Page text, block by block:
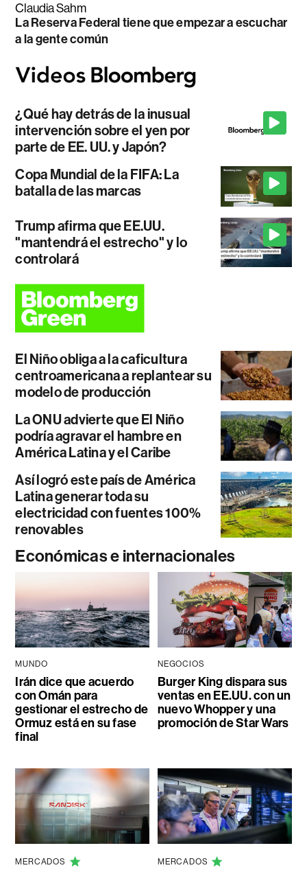
Claudia Sahm
La Reserva Federal tiene que empezar a escuchar
a la gente común
¿Qué hay detrás de la inusual
intervención sobre el yen por
parte de EE. UU. y Japón?
Copa Mundial de la FIFA: La
batalla de las marcas
Trump afirma que EE.UU.
"mantendrá el estrecho" y lo
controlará
El Niño obliga a la caficultura
centroamericana a replantear su
modelo de producción
La ONU advierte que El Niño
podría agravar el hambre en
América Latina y el Caribe
Así logró este país de América
Latina generar toda su
electricidad con fuentes 100%
renovables
Económicas e internacionales
MUNDO
Irán dice que acuerdo
con Omán para
gestionar el estrecho de
Ormuz está en su fase
final
NEGOCIOS
Burger King dispara sus
ventas en EE.UU. con un
nuevo Whopper y una
promoción de Star Wars
MERCADOS MERCADOS